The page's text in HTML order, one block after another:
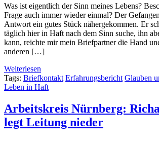
Was ist eigentlich der Sinn meines Lebens?
Frage auch immer wieder einmal? Der
Antwort ein gutes Stück nähergekommen. Er
täglich hier in Haft nach dem Sinn suche, ihn
kann, reichte mir mein Briefpartner die Hand
anderen […]
Weiterlesen
Tags: Briefkontakt Erfahrungsbericht Glauben
Leben in Haft
Arbeitskreis Nürnberg:
legt Leitung nieder